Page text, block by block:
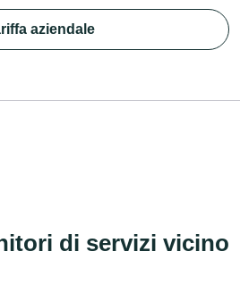
aziendale
di servizi vicino